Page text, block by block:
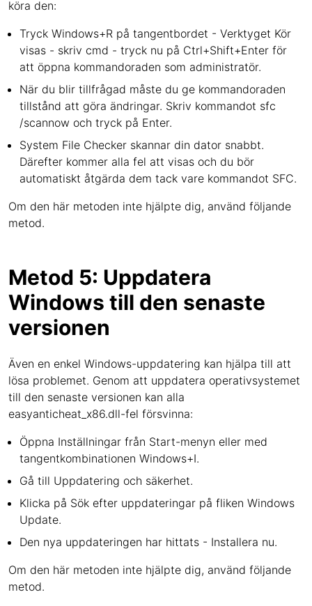
köra den:
Tryck Windows+R på tangentbordet - Verktyget Kör
visas - skriv cmd - tryck nu på Ctrl+Shift+Enter för
att öppna kommandoraden som administratör.
När du blir tillfrågad måste du ge kommandoraden
tillstånd att göra ändringar. Skriv kommandot sfc
/scannow och tryck på Enter.
System File Checker skannar din dator snabbt.
Därefter kommer alla fel att visas och du bör
automatiskt åtgärda dem tack vare kommandot SFC.
Om den här metoden inte hjälpte dig, använd följande
metod.
Metod 5: Uppdatera
Windows till den senaste
versionen
Även en enkel Windows-uppdatering kan hjälpa till att
lösa problemet. Genom att uppdatera operativsystemet
till den senaste versionen kan alla
easyanticheat_x86.dll-fel försvinna:
Öppna Inställningar från Start-menyn eller med
tangentkombinationen Windows+I.
Gå till Uppdatering och säkerhet.
Klicka på Sök efter uppdateringar på fliken Windows
Update.
Den nya uppdateringen har hittats - Installera nu.
Om den här metoden inte hjälpte dig, använd följande
metod.